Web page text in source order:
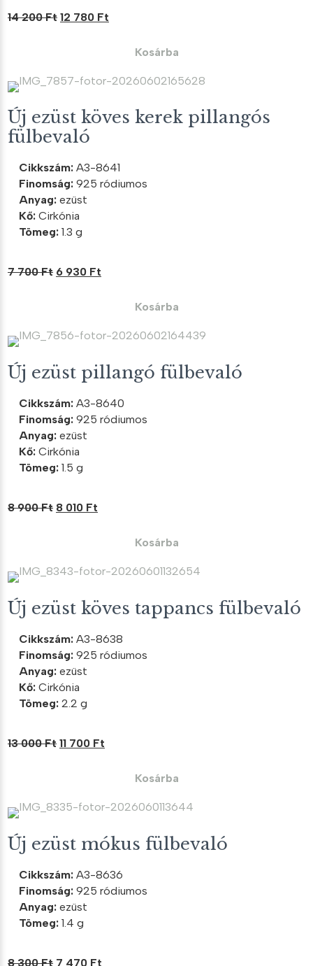
14 200Ft Original
200 Ft.
12 780 Ft
780 Ft.
Kosárba
Új ezüst köves kerek pillangós
fülbevaló
Cikkszám: A3-8641
Finomság: 925 ródiumos
Anyag: ezüst
Kő: Cirkónia
Tömeg: 1.3 g
7 700Ft Original
700 Ft.
6 930 Ft
930 Ft.
Kosárba
Új ezüst pillangó fülbevaló
Cikkszám: A3-8640
Finomság: 925 ródiumos
Anyag: ezüst
Kő: Cirkónia
Tömeg: 1.5 g
8 900Ft Original
900 Ft.
8 010 Ft
010 Ft.
Kosárba
Új ezüst köves tappancs fülbevaló
Cikkszám: A3-8638
Finomság: 925 ródiumos
Anyag: ezüst
Kő: Cirkónia
Tömeg: 2.2 g
13 000Ft Original
000 Ft.
11 700 Ft
700 Ft.
Kosárba
Új ezüst mókus fülbevaló
Cikkszám: A3-8636
Finomság: 925 ródiumos
Anyag: ezüst
Tömeg: 1.4 g
8 300Ft Original
7 470 Ft